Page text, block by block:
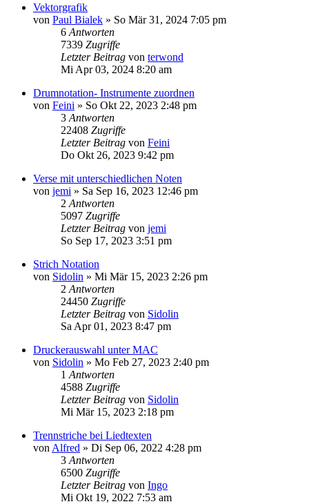
Vektorgrafik
von Paul Bialek » So Mär 31, 2024 7:05 pm
6 Antworten
7339 Zugriffe
Letzter Beitrag von terwond
Mi Apr 03, 2024 8:20 am
Drumnotation- Instrumente zuordnen
von Feini » So Okt 22, 2023 2:48 pm
3 Antworten
22408 Zugriffe
Letzter Beitrag von Feini
Do Okt 26, 2023 9:42 pm
Verse mit unterschiedlichen Noten
von jemi » Sa Sep 16, 2023 12:46 pm
2 Antworten
5097 Zugriffe
Letzter Beitrag von jemi
So Sep 17, 2023 3:51 pm
Strich Notation
von Sidolin » Mi Mär 15, 2023 2:26 pm
2 Antworten
24450 Zugriffe
Letzter Beitrag von Sidolin
Sa Apr 01, 2023 8:47 pm
Druckerauswahl unter MAC
von Sidolin » Mo Feb 27, 2023 2:40 pm
1 Antworten
4588 Zugriffe
Letzter Beitrag von Sidolin
Mi Mär 15, 2023 2:18 pm
Trennstriche bei Liedtexten
von Alfred » Di Sep 06, 2022 4:28 pm
3 Antworten
6500 Zugriffe
Letzter Beitrag von Ingo
Mi Okt 19, 2022 7:53 am